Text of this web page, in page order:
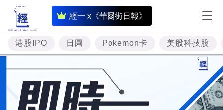
經一 x《華爾街日報》
即
時
財
經
專
題
投
港股IPO 日圓 Pokemon卡 美股科技股